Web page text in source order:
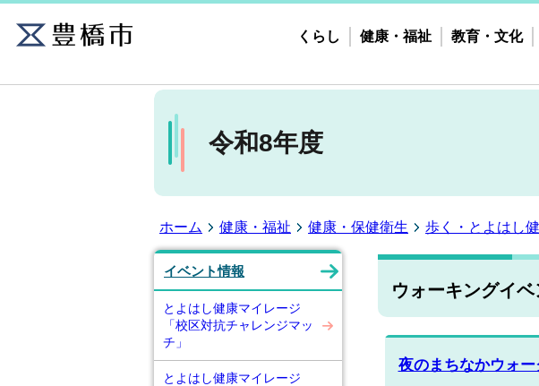
くらし 健康・福祉 教育・文化
令和8年度
ホーム 健康・福祉 健康・保健衛生 歩く・とよはし
イベント情報
とよはし健康マイレージ
「校区対抗チャレンジマッ
チ」
とよはし健康マイレージ
ウォーキングイ
夜のまちなかウォ